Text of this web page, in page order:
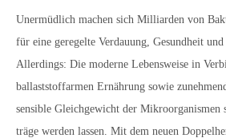
Unermüdlich machen sich Milliarden von
für eine geregelte Verdauung, Gesundheit
Allerdings: Die moderne Lebensweise in
ballaststoffarmen Ernährung sowie
sensible Gleichgewicht der Mikroorganismen
träge werden lassen. Mit dem neuen